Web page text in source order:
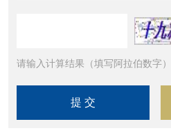
请输入计算结果（填写阿拉伯数字